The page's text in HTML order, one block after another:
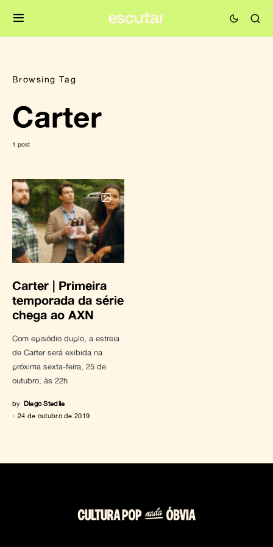
Browsing Tag
Carter
1 post
Carter | Primeira
temporada da série
chega ao AXN
Com episódio duplo, a estreia
de Carter será exibida na
próxima sexta-feira, 25 de
outubro, às 22h
by Diego Stedile
24 de outubro de 2019